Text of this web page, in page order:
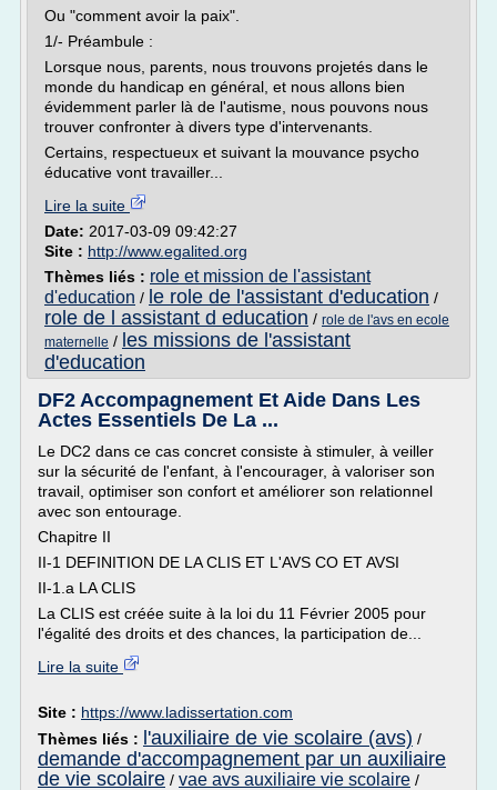
Ou "comment avoir la paix".
1/- Préambule :
Lorsque nous, parents, nous trouvons projetés dans le
monde du handicap en général, et nous allons bien
évidemment parler là de l'autisme, nous pouvons nous
trouver confronter à divers type d'intervenants.
Certains, respectueux et suivant la mouvance psycho
éducative vont travailler...
Lire la suite
Date: 2017-03-09 09:42:27
Site : http://www.egalited.org
Thèmes liés : role et mission de l'assistant
d'education / le role de l'assistant d'education /
role de l assistant d education / role de l'avs en ecole
maternelle / les missions de l'assistant
d'education
DF2 Accompagnement Et Aide Dans Les
Actes Essentiels De La ...
Le DC2 dans ce cas concret consiste à stimuler, à veiller
sur la sécurité de l'enfant, à l'encourager, à valoriser son
travail, optimiser son confort et améliorer son relationnel
avec son entourage.
Chapitre II
II-1 DEFINITION DE LA CLIS ET L'AVS CO ET AVSI
II-1.a LA CLIS
La CLIS est créée suite à la loi du 11 Février 2005 pour
l'égalité des droits et des chances, la participation de...
Lire la suite
Site : https://www.ladissertation.com
Thèmes liés :
l'auxiliaire de vie scolaire (avs) /
demande d'accompagnement par un auxiliaire
de vie scolaire / vae avs auxiliaire vie scolaire /